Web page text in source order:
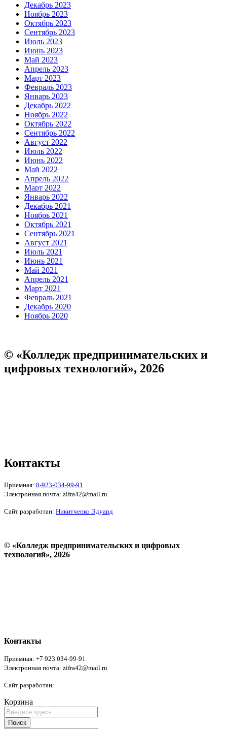
Декабрь 2023
Ноябрь 2023
Октябрь 2023
Сентябрь 2023
Июль 2023
Июнь 2023
Май 2023
Апрель 2023
Март 2023
Февраль 2023
Январь 2023
Декабрь 2022
Ноябрь 2022
Октябрь 2022
Сентябрь 2022
Август 2022
Июль 2022
Июнь 2022
Май 2022
Апрель 2022
Март 2022
Январь 2022
Декабрь 2021
Ноябрь 2021
Октябрь 2021
Сентябрь 2021
Август 2021
Июль 2021
Июнь 2021
Май 2021
Апрель 2021
Март 2021
Февраль 2021
Декабрь 2020
Ноябрь 2020
© «Колледж предпринимательских и
цифровых технологий», 2026
Контакты
Приемная: 8-923-034-99-91
Электронная почта: zifra42@mail.ru
Сайт разработан: Никитченко Эдуард
© «Колледж предпринимательских и цифровых
технологий», 2026
Контакты
Приемная: +7 923 034-99-91
Электронная почта: zifra42@mail.ru
Сайт разработан:
Корзина